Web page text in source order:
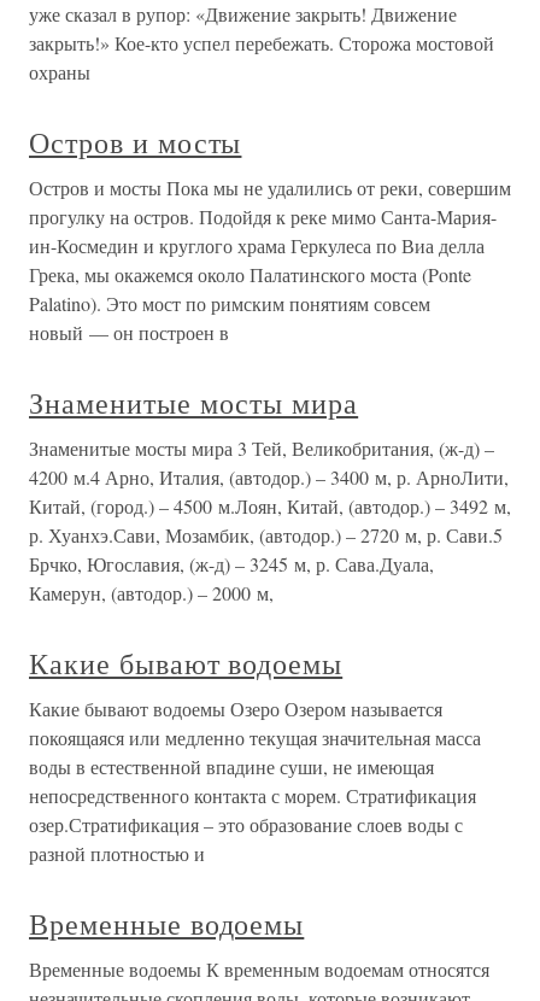
уже сказал в рупор: «Движение закрыть! Движение
закрыть!» Кое-кто успел перебежать. Сторожа мостовой
охраны
Остров и мосты
Остров и мосты Пока мы не удалились от реки, совершим
прогулку на остров. Подойдя к реке мимо Санта-Мария-
ин-Космедин и круглого храма Геркулеса по Виа делла
Грека, мы окажемся около Палатинского моста (Ponte
Palatino). Это мост по римским понятиям совсем
новый — он построен в
Знаменитые мосты мира
Знаменитые мосты мира 3 Тей, Великобритания, (ж-д) –
4200 м.4 Арно, Италия, (автодор.) – 3400 м, р. АрноЛити,
Китай, (город.) – 4500 м.Лоян, Китай, (автодор.) – 3492 м,
р. Хуанхэ.Сави, Мозамбик, (автодор.) – 2720 м, р. Сави.5
Брчко, Югославия, (ж-д) – 3245 м, р. Сава.Дуала,
Камерун, (автодор.) – 2000 м,
Какие бывают водоемы
Какие бывают водоемы Озеро Озером называется
покоящаяся или медленно текущая значительная масса
воды в естественной впадине суши, не имеющая
непосредственного контакта с морем. Стратификация
озер.Стратификация – это образование слоев воды с
разной плотностью и
Временные водоемы
Временные водоемы К временным водоемам относятся